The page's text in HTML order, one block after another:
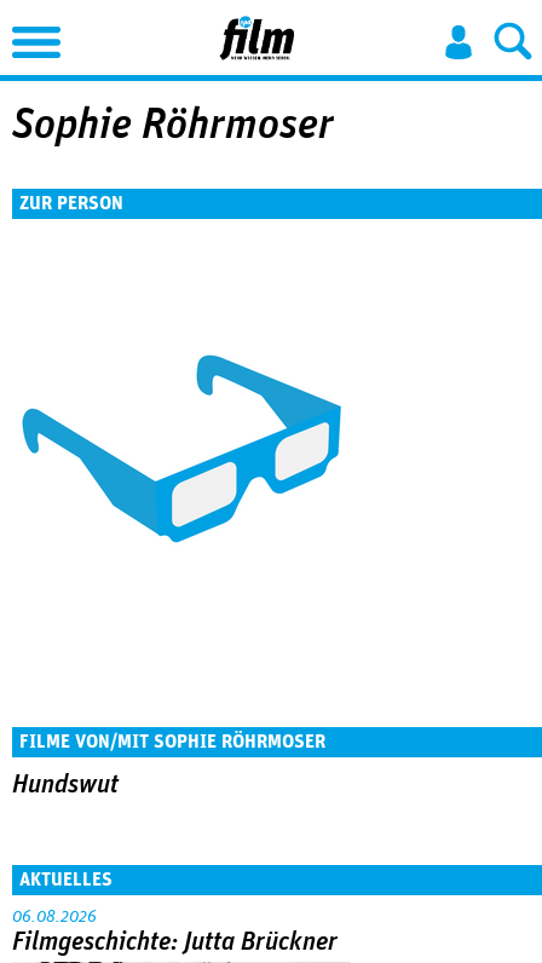
Jump to Navigation
Sophie Röhrmoser
ZUR PERSON
FILME VON/MIT SOPHIE RÖHRMOSER
Hundswut
AKTUELLES
06.08.2026
Filmgeschichte: Jutta Brückner